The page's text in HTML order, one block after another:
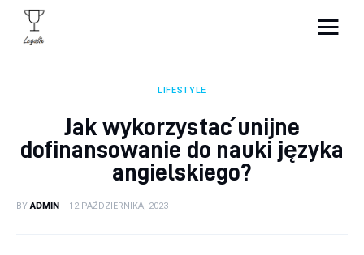
Wnętrza
Zdrowie i uroda
Kulinaria
LIFESTYLE
Jak wykorzystać unijne
dofinansowanie do nauki języka
angielskiego?
BY ADMIN 12 PAŹDZIERNIKA, 2023